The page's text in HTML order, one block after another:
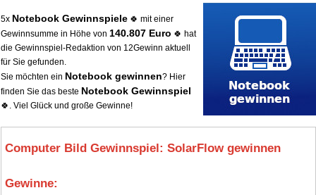
5x Notebook Gewinnspiele 🍀 mit einer
Gewinnsumme in Höhe von 140.807 Euro 🍀 hat
die Gewinnspiel-Redaktion von 12Gewinn aktuell
für Sie gefunden.
Sie möchten ein Notebook gewinnen? Hier
finden Sie das beste Notebook Gewinnspiel
🍀. Viel Glück und große Gewinne!
Computer Bild Gewinnspiel: SolarFlow gewinnen
Gewinne: